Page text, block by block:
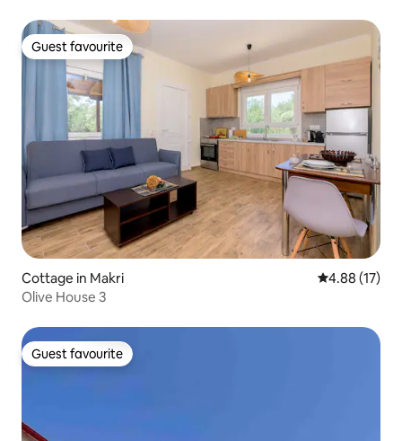
Guest favourite
Guest favourite
Cottage in Makri 4.88 out of 5
4.88 (17)
Olive House 3
Guest favourite
Guest favourite